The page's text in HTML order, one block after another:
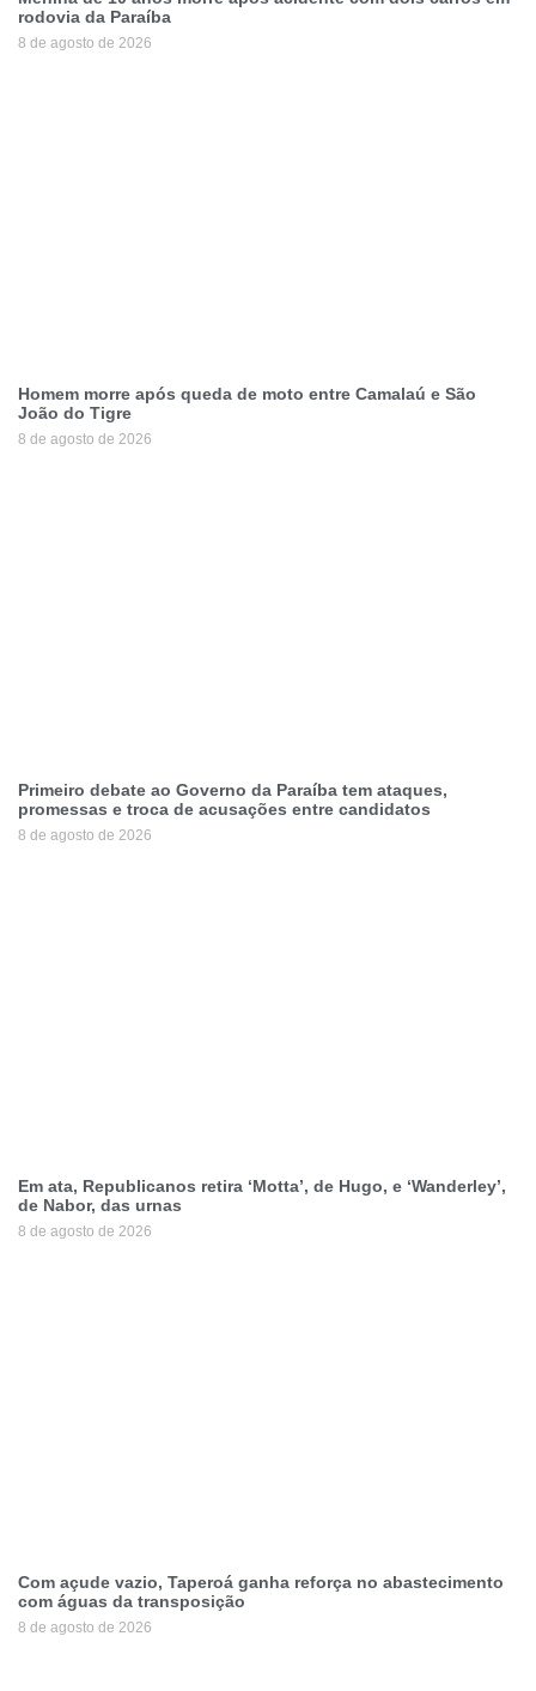
rodovia da Paraíba
8 de agosto de 2026
Homem morre após queda de moto entre Camalaú e São
João do Tigre
8 de agosto de 2026
Primeiro debate ao Governo da Paraíba tem ataques,
promessas e troca de acusações entre candidatos
8 de agosto de 2026
Em ata, Republicanos retira ‘Motta’, de Hugo, e ‘Wanderley’,
de Nabor, das urnas
8 de agosto de 2026
Com açude vazio, Taperoá ganha reforça no abastecimento
com águas da transposição
8 de agosto de 2026